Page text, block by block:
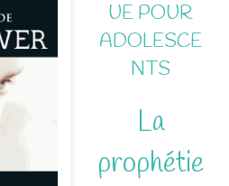
UE POUR
ADOLESCE
NTS
La
prophétie